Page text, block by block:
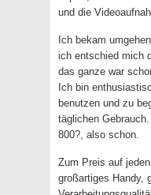
und die
Ich bekam
ich entschied mich
das ganze war
Ich bin
benutzen und zu
täglichen
800?, also schon.
Zum Preis auf
großartiges Handy,